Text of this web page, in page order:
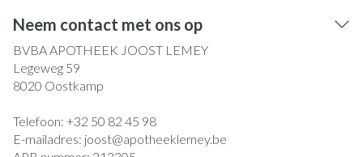
Neem contact met ons op
BVBA APOTHEEK JOOST LEMEY
Legeweg 59
8020 Oostkamp
Telefoon: +32 50 82 45 98
E-mailadres: joost@apotheeklemey.be